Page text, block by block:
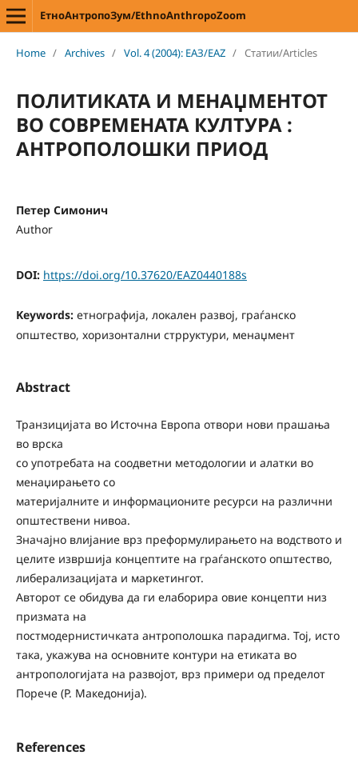
ЕтноАнтропоЗум/EthnoAnthropoZoom
Home / Archives / Vol. 4 (2004): ЕАЗ/EAZ / Статии/Articles
ПОЛИТИКАТА И МЕНАЏМЕНТОТ
ВО СОВРЕМЕНАТА КУЛТУРА :
АНТРОПОЛОШКИ ПРИОД
Петер Симонич
Author
DOI: https://doi.org/10.37620/EAZ0440188s
Keywords: етнографија, локален развој, граѓанско
општество, хоризонтални стрруктури, менаџмент
Abstract
Транзицијата во Источна Европа отвори нови прашања
во врска
со употребата на соодветни методологии и алатки во
менаџирањето со
материјалните и информационите ресурси на различни
општествени нивоа.
Значајно влијание врз преформулирањето на водството и
целите извршија концептите на граѓанското општество,
либерализацијата и маркетингот.
Авторот се обидува да ги елаборира овие концепти низ
призмата на
постмодернистичката антрополошка парадигма. Тој, исто
така, укажува на основните контури на етиката во
антропологијата на развојот, врз примери од пределот
Порече (Р. Македонија).
References